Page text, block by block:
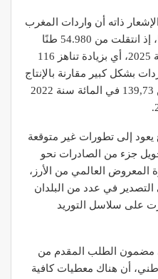
ذاته أن واردات المغرب
من الأرز سجلت ارتفاعًا ملحوظًا، إذ انتقلت من 54.980 طنًا
سنة 2022 إلى 118.843 طنًا سنة 2025، أي بزيادة تناهز 116
بشكل كبير مقارنة بالإنتاج
الوطني، حيث انتقلت نسبتها من 139,73 في المائة سنة 2022
يعود إلى تطورات غير متوقعة
جزء من الصادرات نحو
المعروض العالمي من الأرز،
في عدد من البلدان
على سلاسل التوريد
مضمون الطلب المقدم من
أن هناك معطيات كافية